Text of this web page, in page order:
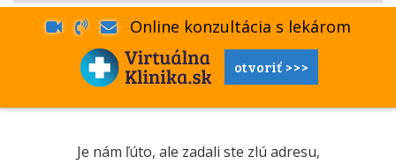
Online konzultácia s lekárom
otvoriť >>>
Je nám ľúto, ale zadali ste zlú adresu,